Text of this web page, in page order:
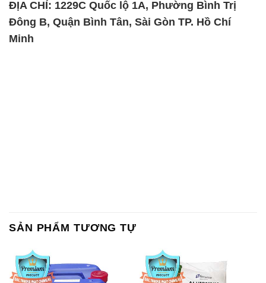
ĐỊA CHỈ: 1229C Quốc lộ 1A, Phường Bình Trị
Đông B, Quận Bình Tân, Sài Gòn TP. Hồ Chí
Minh
SẢN PHẨM TƯƠNG TỰ